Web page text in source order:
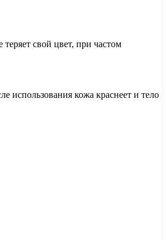
свой цвет, при частом
кожа краснеет и тело